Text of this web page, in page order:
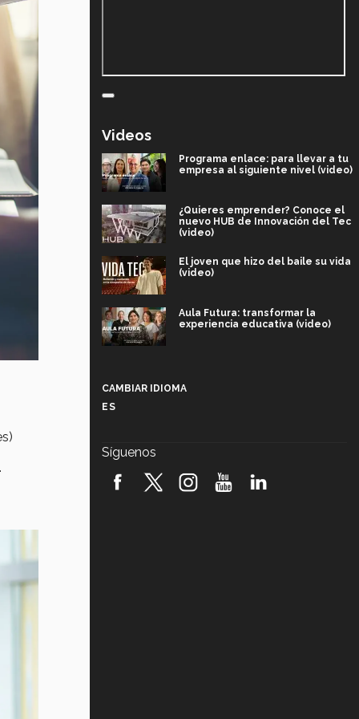
Videos
Programa enlace: para llevar a tu
empresa al siguiente nivel (video)
¿Quieres emprender? Conoce el
nuevo HUB de Innovación del Tec
(video)
El joven que hizo del baile su vida
(video)
Aula Futura: transformar la
experiencia educativa (video)
robótica FIRST 2026! (video)
CAMBIAR IDIOMA
ES
Síguenos